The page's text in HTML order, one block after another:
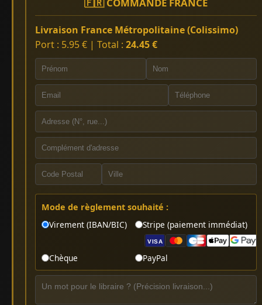
Livraison France Métropolitaine (Colissimo)
Port : 5.95 € | Total : 24.45 €
Mode de règlement souhaité :
Virement (IBAN/BIC)
Stripe (paiement immédiat)
VISA
Chèque PayPal